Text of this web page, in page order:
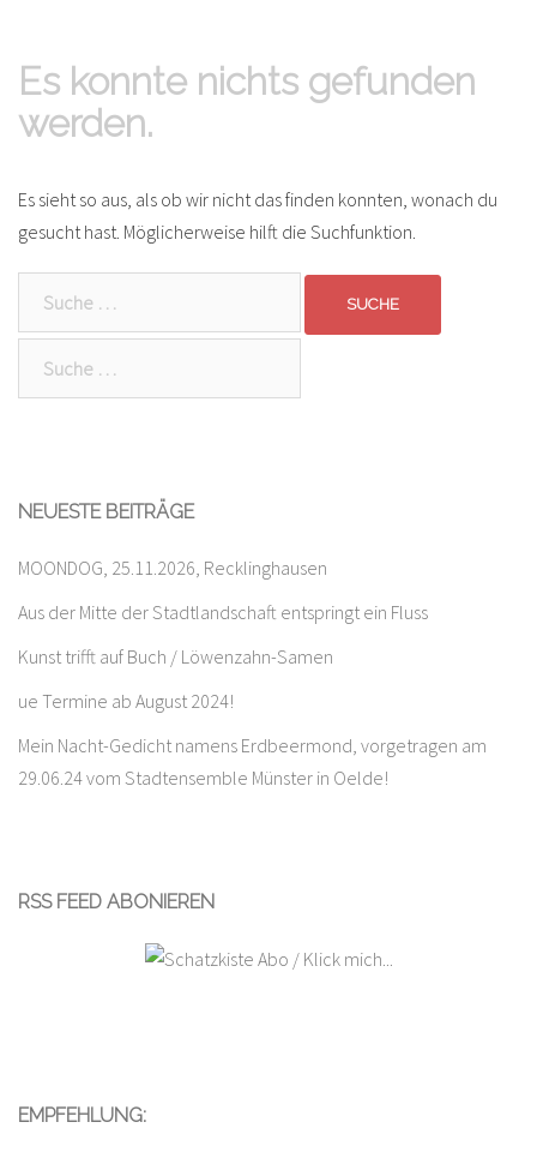
Es konnte nichts gefunden
werden.
Es sieht so aus, als ob wir nicht das finden konnten, wonach du
gesucht hast. Möglicherweise hilft die Suchfunktion.
NEUESTE BEITRÄGE
MOONDOG, 25.11.2026, Recklinghausen
Aus der Mitte der Stadtlandschaft entspringt ein Fluss
Kunst trifft auf Buch / Löwenzahn-Samen
ue Termine ab August 2024!
Mein Nacht-Gedicht namens Erdbeermond, vorgetragen am
29.06.24 vom Stadtensemble Münster in Oelde!
RSS FEED ABONIEREN
EMPFEHLUNG: